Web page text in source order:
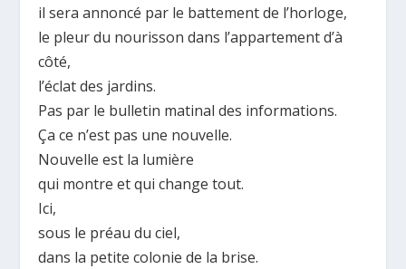
il sera annoncé par le battement de l’horloge,
le pleur du nourisson dans l’appartement d’à
côté,
l’éclat des jardins.
Pas par le bulletin matinal des informations.
Ça ce n’est pas une nouvelle.
Nouvelle est la lumière
qui montre et qui change tout.
Ici,
sous le préau du ciel,
dans la petite colonie de la brise.